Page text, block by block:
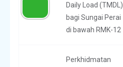
Daily Load (TMDL)
bagi Sungai Perai
di bawah RMK-12
Perkhidmatan